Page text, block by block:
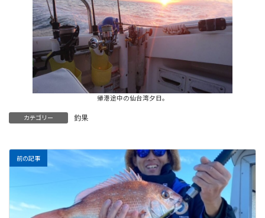
帰港途中の仙台湾夕日。
カテゴリー 釣果
前の記事